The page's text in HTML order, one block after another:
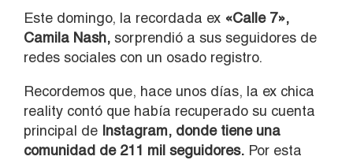
Este domingo, la recordada ex «Calle 7»,
Camila Nash, sorprendió a sus seguidores de
redes sociales con un osado registro.
Recordemos que, hace unos días, la ex chica
reality contó que había recuperado su cuenta
principal de Instagram, donde tiene una
comunidad de 211 mil seguidores. Por esta